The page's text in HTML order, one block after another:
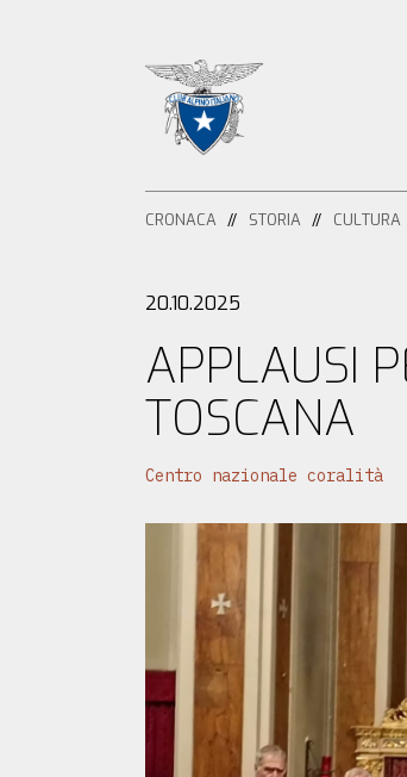
HOME
ATTIVITÀ
ESCURSIONISMO
ALPINISMO
ARRAMPICATA
BICICLETTA
SPELEOLOGIA
ALPINISMO
CRONACA STORIA CULTURA
20.10.2025
APPLAUSI
TOSCANA
Centro nazionale coralità